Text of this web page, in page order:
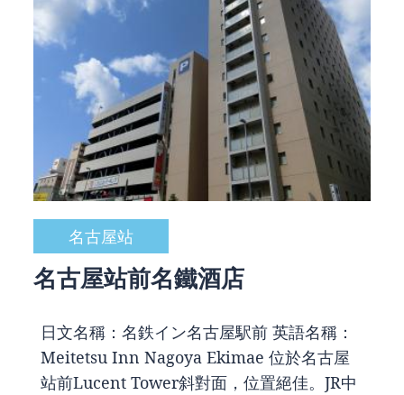
名古屋站
名古屋站前名鐵酒店
日文名稱：名鉄イン名古屋駅前 英語名稱：
Meitetsu Inn Nagoya Ekimae 位於名古屋
站前Lucent Tower斜對面，位置絕佳。JR中